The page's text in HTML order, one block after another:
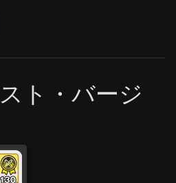
ト・バージ